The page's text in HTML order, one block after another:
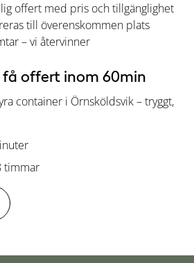
offert med pris och tillgänglighet
till överenskommen plats
– vi återvinner
offert inom 60min
container i Örnsköldsvik – tryggt,
timmar